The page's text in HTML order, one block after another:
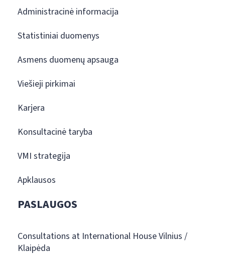
Administracinė informacija
Statistiniai duomenys
Asmens duomenų apsauga
Viešieji pirkimai
Karjera
Konsultacinė taryba
VMI strategija
Apklausos
PASLAUGOS
Consultations at International House Vilnius /
Klaipėda